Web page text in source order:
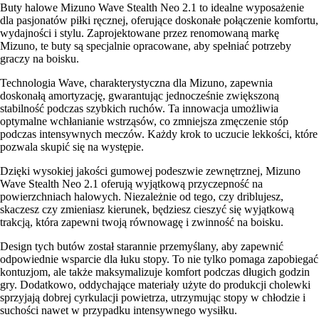
Buty halowe Mizuno Wave Stealth Neo 2.1 to idealne wyposażenie
dla pasjonatów piłki ręcznej, oferujące doskonałe połączenie komfortu,
wydajności i stylu. Zaprojektowane przez renomowaną markę
Mizuno, te buty są specjalnie opracowane, aby spełniać potrzeby
graczy na boisku.
Technologia Wave, charakterystyczna dla Mizuno, zapewnia
doskonałą amortyzację, gwarantując jednocześnie zwiększoną
stabilność podczas szybkich ruchów. Ta innowacja umożliwia
optymalne wchłanianie wstrząsów, co zmniejsza zmęczenie stóp
podczas intensywnych meczów. Każdy krok to uczucie lekkości, które
pozwala skupić się na występie.
Dzięki wysokiej jakości gumowej podeszwie zewnętrznej, Mizuno
Wave Stealth Neo 2.1 oferują wyjątkową przyczepność na
powierzchniach halowych. Niezależnie od tego, czy driblujesz,
skaczesz czy zmieniasz kierunek, będziesz cieszyć się wyjątkową
trakcją, która zapewni twoją równowagę i zwinność na boisku.
Design tych butów został starannie przemyślany, aby zapewnić
odpowiednie wsparcie dla łuku stopy. To nie tylko pomaga zapobiegać
kontuzjom, ale także maksymalizuje komfort podczas długich godzin
gry. Dodatkowo, oddychające materiały użyte do produkcji cholewki
sprzyjają dobrej cyrkulacji powietrza, utrzymując stopy w chłodzie i
suchości nawet w przypadku intensywnego wysiłku.